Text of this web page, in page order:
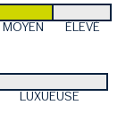
MOYEN ÉLEVÉ
LUXUEUSE